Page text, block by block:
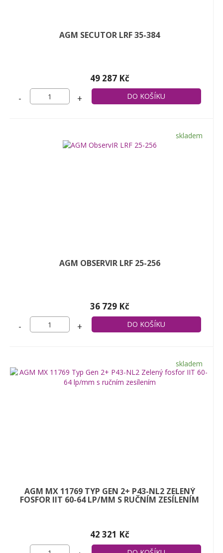
AGM SECUTOR LRF 35-384
49 287 Kč
- +
skladem
AGM OBSERVIR LRF 25-256
36 729 Kč
- +
skladem
AGM MX 11769 TYP GEN 2+ P43-NL2 ZELENÝ
FOSFOR IIT 60-64 LP/MM S RUČNÍM ZESÍLENÍM
42 321 Kč